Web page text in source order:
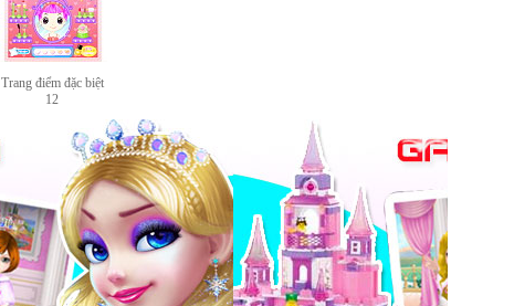
Trang điểm đặc biệt
12